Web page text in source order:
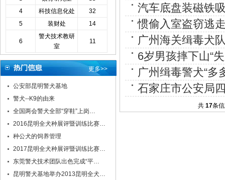
4
科技信息化处
32
5
装财处 14
6
警犬技术教研
室
11
更多>>
公安部昆明警犬基地
警犬--K9的由来
全国两会警犬全部“穿鞋”上岗…
2016昆明全犬种展评暨训练比赛…
种公犬的饲养管理
2017昆明全犬种展评暨训练比赛…
东莞警犬技术团队出色完成“平…
昆明警犬基地举办2013昆明全犬…
汽车底盘装磁铁
惯偷入室盗窃逃
广州海关缉毒犬
6岁男孩摔下山“
广州缉毒警犬“多
石家庄市公安局
共 17条